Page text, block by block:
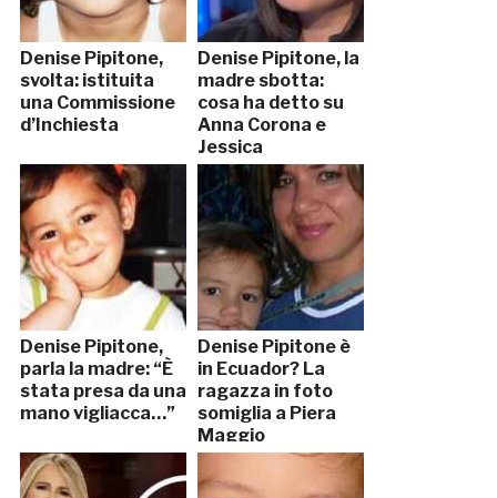
Denise Pipitone,
svolta: istituita
una Commissione
d’Inchiesta
Denise Pipitone, la
madre sbotta:
cosa ha detto su
Anna Corona e
Jessica
Denise Pipitone,
parla la madre: “È
stata presa da una
mano vigliacca…”
Denise Pipitone è
in Ecuador? La
ragazza in foto
somiglia a Piera
Maggio